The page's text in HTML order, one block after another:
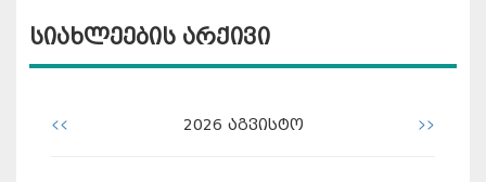
სიახლეების არქივი
<< 2026 აგვისტო >>